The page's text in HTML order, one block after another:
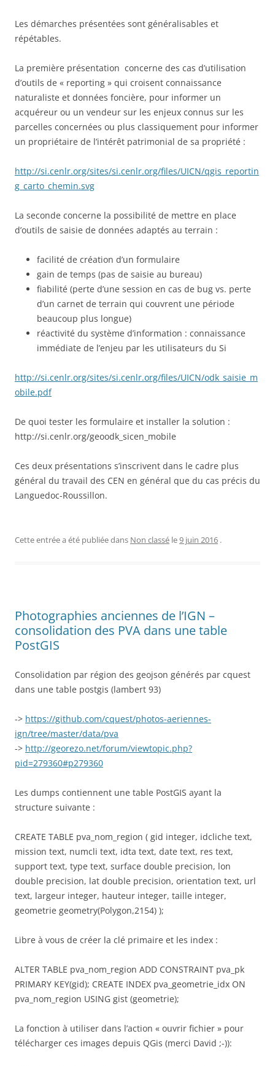
Les démarches présentées sont généralisables et
répétables.
La première présentation concerne des cas d’utilisation
d’outils de « reporting » qui croisent connaissance
naturaliste et données foncière, pour informer un
acquéreur ou un vendeur sur les enjeux connus sur les
parcelles concernées ou plus classiquement pour informer
un propriétaire de l’intérêt patrimonial de sa propriété :
http://si.cenlr.org/sites/si.cenlr.org/files/UICN/qgis_reportin
g_carto_chemin.svg
La seconde concerne la possibilité de mettre en place
d’outils de saisie de données adaptés au terrain :
facilité de création d’un formulaire
gain de temps (pas de saisie au bureau)
fiabilité (perte d’une session en cas de bug vs. perte
d’un carnet de terrain qui couvrent une période
beaucoup plus longue)
réactivité du système d’information : connaissance
immédiate de l’enjeu par les utilisateurs du Si
http://si.cenlr.org/sites/si.cenlr.org/files/UICN/odk_saisie_m
obile.pdf
De quoi tester les formulaire et installer la solution :
http://si.cenlr.org/geoodk_sicen_mobile
Ces deux présentations s’inscrivent dans le cadre plus
général du travail des CEN en général que du cas précis du
Languedoc-Roussillon.
Cette entrée a été publiée dans Non classé le9 juin 2016 .
Photographies anciennes de l’IGN –
consolidation des PVA dans une table
PostGIS
Consolidation par région des geojson générés par cquest
dans une table postgis (lambert 93)
-> https://github.com/cquest/photos-aeriennes-
ign/tree/master/data/pva
-> http://georezo.net/forum/viewtopic.php?
pid=279360#p279360
Les dumps contiennent une table PostGIS ayant la
structure suivante :
CREATE TABLE pva_nom_region ( gid integer, idcliche text,
mission text, numcli text, idta text, date text, res text,
support text, type text, surface double precision, lon
double precision, lat double precision, orientation text, url
text, largeur integer, hauteur integer, taille integer,
geometrie geometry(Polygon,2154) );
Libre à vous de créer la clé primaire et les index :
ALTER TABLE pva_nom_region ADD CONSTRAINT pva_pk
PRIMARY KEY(gid); CREATE INDEX pva_geometrie_idx ON
pva_nom_region USING gist (geometrie);
La fonction à utiliser dans l’action « ouvrir fichier » pour
télécharger ces images depuis QGis (merci David ;-)):